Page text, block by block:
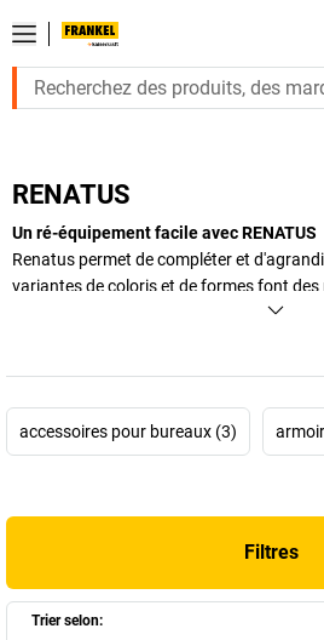
RENATUS
Un ré-équipement facile avec RENATUS
Renatus permet de compléter et
variantes de coloris et de formes font des
accessoires pour bureaux (3)
Filtres
Trier selon: